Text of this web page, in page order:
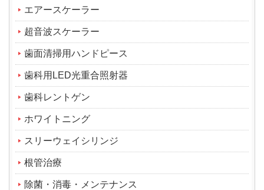
エアースケーラー
超音波スケーラー
歯面清掃用ハンドピース
歯科用LED光重合照射器
歯科レントゲン
ホワイトニング
スリーウェイシリンジ
根管治療
除菌・消毒・メンテナンス